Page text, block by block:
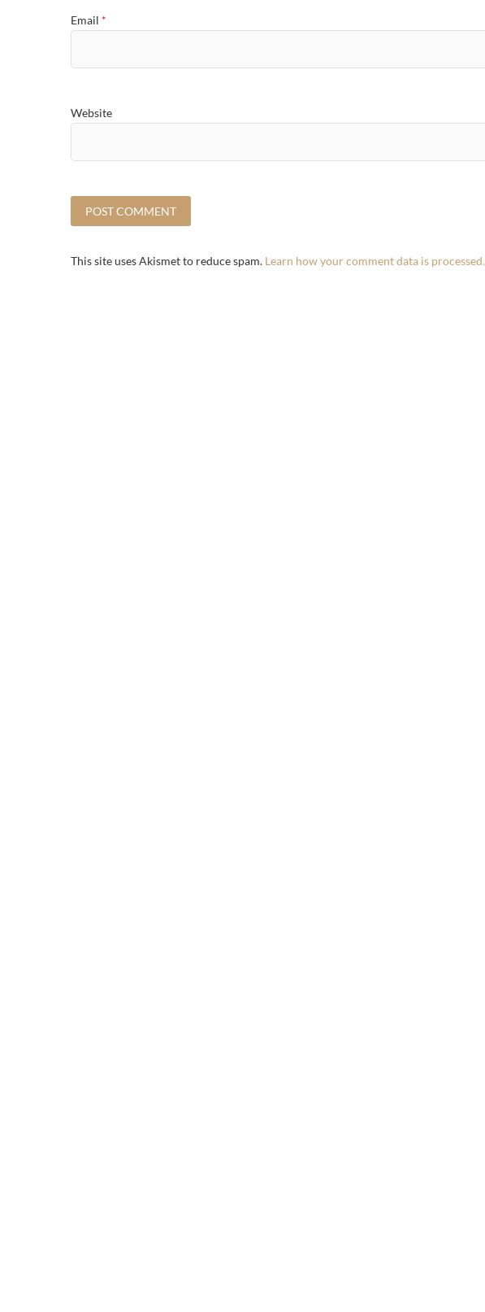
Email *
Website
This site uses Akismet to reduce spam. Learn how your comment data is processed.